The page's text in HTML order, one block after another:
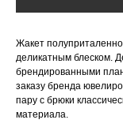
Жакет
деликатным блеском.
брендированными
заказу бренда
пару с брюки
материала.